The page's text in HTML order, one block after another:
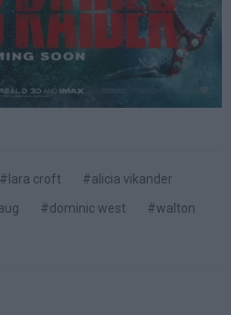
#lara croft
#alicia vikander
#dominic west
#walton